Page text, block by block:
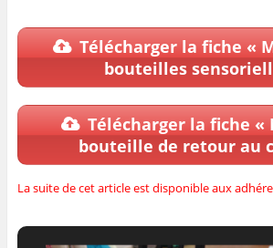
Télécharger la fiche «
bouteilles
Télécharger la fiche «
bouteille de retour au
La suite de cet article est disponible aux